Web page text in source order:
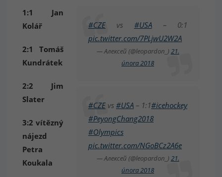
#CZE vs #USA– 0:1
pic.twitter.com/7PLjwU2W2A
— Алексей (@leopardon_) 21.
února 2018
1:1 Jan
Kolář
#CZE vs #USA – 1:1#icehockey
#PeyongChang2018
#Olympics
pic.twitter.com/NGoBCz2A6e
— Алексей (@leopardon_) 21.
února 2018
2:1 Tomáš
Kundrátek
2:2 Jim
Slater
3:2 vítězný
nájezd
Petra
Koukala